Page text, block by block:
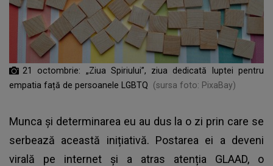
21 octombrie: „Ziua Spiriului”, ziua dedicată luptei pentru
empatia față de persoanele LGBTQ
(sursa foto: PixaBay)
Munca și determinarea eu au dus la o zi prin care se
serbează această inițiativă. Postarea ei a deveni
virală pe internet și a atras atenția GLAAD, o